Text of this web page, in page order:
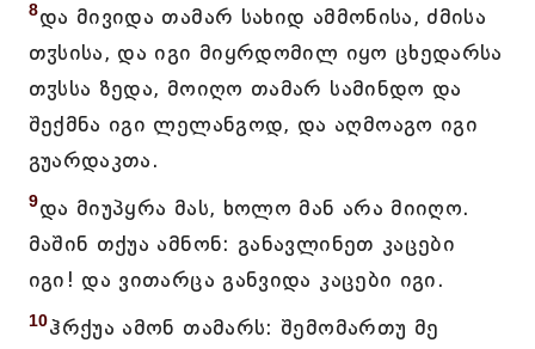
8და მივიდა თამარ სახიდ ამმონისა, ძმისა
თჳსისა, და იგი მიყრდომილ იყო ცხედარსა
თჳსსა ზედა, მოიღო თამარ სამინდო და
შექმნა იგი ლელანგოდ, და აღმოაგო იგი
გუარდაკთა.
9და მიუპყრა მას, ხოლო მან არა მიიღო.
მაშინ თქუა ამნონ: განავლინეთ კაცები
იგი! და ვითარცა განვიდა კაცები იგი.
10ჰრქუა ამონ თამარს: შემომართუ მე